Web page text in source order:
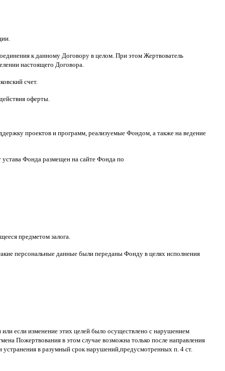
.
к данному Договору в целом. При этом Жертвователь
настоящего Договора.
счет.
оферты.
проектов и программ, реализуемые Фондом, а также на ведение
устава Фонда размещен на сайте Фонда по
предметом залога.
персональные данные были переданы Фонду в целях исполнения
или если изменение этих целей было осуществлено с нарушением
Пожертвования в этом случае возможна только после направления
устранения в разумный срок нарушений,предусмотренных п. 4 ст.